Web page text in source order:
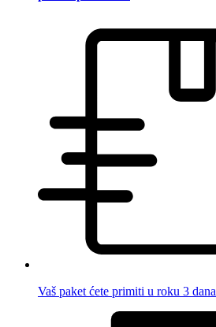
Vaš paket ćete primiti u roku 3 dana